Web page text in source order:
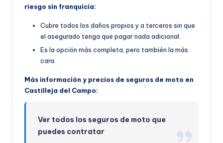
riesgo sin franquicia:
Cubre todos los daños propios y a terceros sin que
el asegurado tenga que pagar nada adicional.
Es la opción más completa, pero también la más
cara.
Más información y precios de seguros de moto en
Castilleja del Campo:
Ver todos los seguros de moto que
puedes contratar